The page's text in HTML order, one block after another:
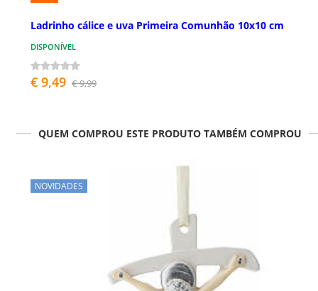
Ladrinho cálice e uva Primeira Comunhão 10x10 cm
DISPONÍVEL
€ 9,49 € 9,99
QUEM COMPROU ESTE PRODUTO TAMBÉM COMPROU
NOVIDADES